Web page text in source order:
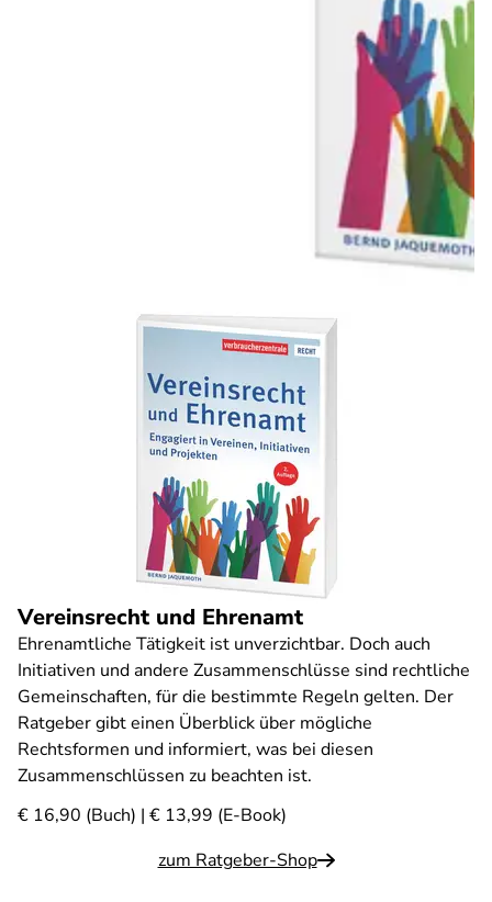
Vereinsrecht und Ehrenamt
Ehrenamtliche Tätigkeit ist unverzichtbar. Doch auch
Initiativen und andere Zusammenschlüsse sind rechtliche
Gemeinschaften, für die bestimmte Regeln gelten. Der
Ratgeber gibt einen Überblick über mögliche
Rechtsformen und informiert, was bei diesen
Zusammenschlüssen zu beachten ist.
€ 16,90 (Buch) | € 13,99 (E-Book)
zum Ratgeber-Shop